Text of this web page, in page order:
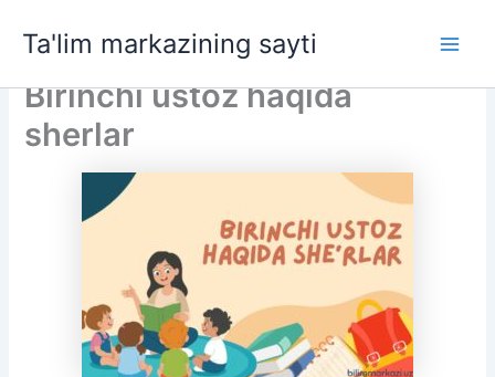
Ta'lim markazining sayti
Birinchi ustoz haqida
sherlar